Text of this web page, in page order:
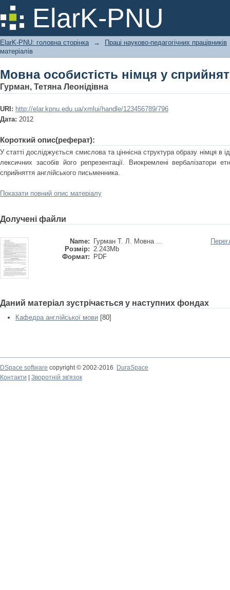
ElarK-PNU
Мовна особистість німця у
ElarK-PNU: головна сторінка →
Праці науково-педагогічних працівників
матеріалів
Мовна особистість німця у
Гурман, Тетянa Леонідівнa
URI: http://elar.kpnu.edu.ua/xmlui/handle/123456789/796
Дата: 2012
Короткий опис(реферат):
У статті досліджується смислова та ціннісна структура образу німця в
лексичних засобів його репрезентації. Виокремлені вербалізатори
сприйняття англійського письменника.
Показати повний опис матеріалу
Долучені файли
Name:
Гурман Т. Л. Мовна ...
Розмір: 2.243Mb
Формат:
PDF
Даний матеріал зустрічається у наступних фондах
Кафедра англійської мови [80]
DSpace software copyright © 2002-2016
DuraSpace
Контакти
Зворотній зв'язок